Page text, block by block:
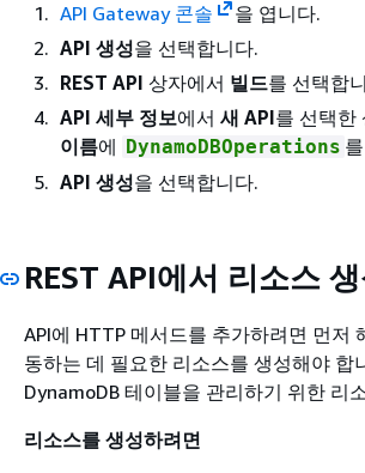
API Gateway 콘솔
을 엽니다.
API 생성을 선택합니다.
REST API 상자에서 빌드를 선택합
API 세부 정보에서 새 API를 선택한
이름에 DynamoDBOperations
API 생성을 선택합니다.
REST API에서 리소스
API에 HTTP 메서드를 추가하려면 먼저
동하는 데 필요한 리소스를 생성해야 합
DynamoDB 테이블을 관리하기 위한 리
리소스를 생성하려면